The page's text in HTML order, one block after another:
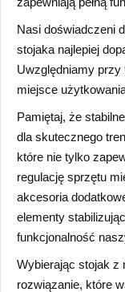
Nasi doświadczeni
stojaka najlepiej
Uwzględniamy przy
miejsce
Pamiętaj, że
dla skutecznego
które nie tylko
regulację sprzętu
akcesoria
elementy
funkcjonalność
Wybierając stojak z
rozwiązanie, które